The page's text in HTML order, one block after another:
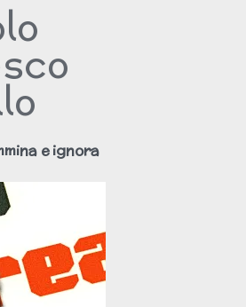
sente? Clicca qui!
e ignora